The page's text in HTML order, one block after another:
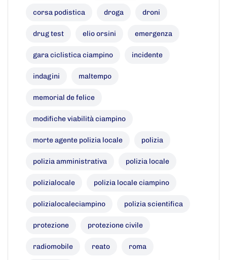
corsa podistica droga droni
drug test elio orsini emergenza
gara ciclistica ciampino incidente
indagini maltempo
memorial de felice
modifiche viabilità ciampino
morte agente polizia locale polizia
polizia amministrativa polizia locale
polizialocale polizia locale ciampino
polizialocaleciampino polizia scientifica
protezione protezione civile
radiomobile reato roma